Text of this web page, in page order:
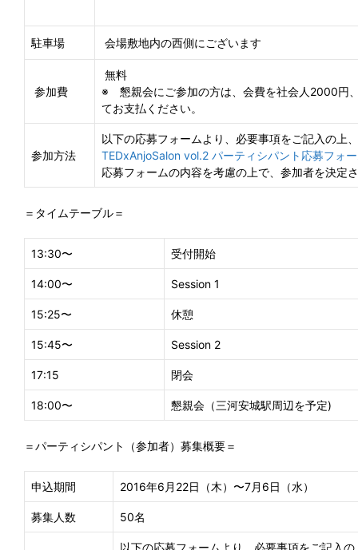
駐車場 会場敷地内の西側にございます
参加費
無料
※ 懇親会にご参加の方は、会費を社会人2000円
てお支払ください。
参加方法
以下の応募フォームより、必要事項をご記入の上
TEDxAnjoSalon vol.2 パーティシパント応募フォ
応募フォームの内容を考慮の上で、参加者を決定
＝タイムテーブル＝
13:30〜 受付開始
14:00〜 Session 1
15:25〜 休憩
15:45〜 Session 2
17:15 閉会
18:00〜 懇親会（三河安城駅周辺を予定)
＝パーティシパント（参加者）募集概要＝
申込期間 2016年6月22日（木）〜7月6日（水）
募集人数 50名
以下の応募フォームより、必要事項をご記入